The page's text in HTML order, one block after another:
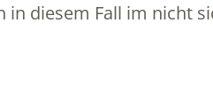
diesem Fall im nicht